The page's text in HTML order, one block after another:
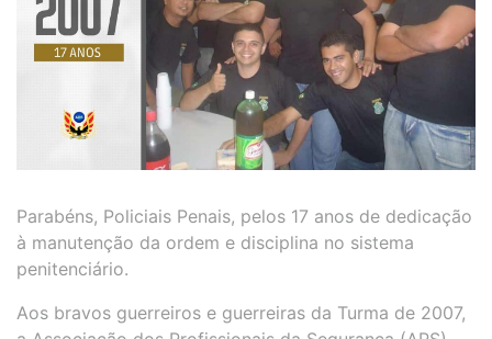
Parabéns, Policiais Penais, pelos 17 anos de dedicação
à manutenção da ordem e disciplina no sistema
penitenciário.
Aos bravos guerreiros e guerreiras da Turma de 2007,